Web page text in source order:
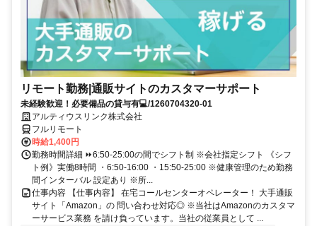
リモート勤務|通販サイトのカスタマーサポート
未経験歓迎！必要備品の貸与有💻/1260704320-01
アルティウスリンク株式会社
フルリモート
時給1,400円
勤務時間詳細 ⏩6:50-25:00の間でシフト制 ※会社指定シフト 《シフ
ト例》実働8時間 ・6:50-16:00 ・15:50-25:00 ※健康管理のため勤務
間インターバル 設定あり ※所...
仕事内容 【仕事内容】 在宅コールセンターオペレーター！ 大手通販
サイト「Amazon」の 問い合わせ対応◎ ※当社はAmazonのカスタマ
ーサービス業務 を請け負っています。当社の従業員として ...